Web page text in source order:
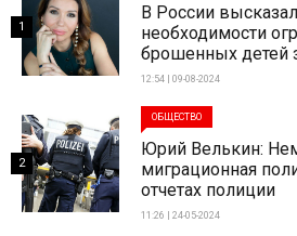
В России
необходимости
брошенных детей
12:54 | 09-08-2024
1
ОБЩЕСТВО
Юрий Велькин:
миграционная
отчетах полиции
11:26 | 24-05-2024
2